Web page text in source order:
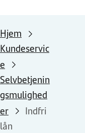
Hjem
Kundeservic
e
Selvbetjenin
gsmulighed
er
Indfri
lån